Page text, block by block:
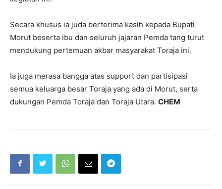
Secara khusus ia juda berterima kasih kepada Bupati
Morut beserta ibu dan seluruh jajaran Pemda tang turut
mendukung pertemuan akbar masyarakat Toraja ini.
Ia juga merasa bangga atas support dan partisipasi
semua keluarga besar Toraja yang ada di Morut, serta
dukungan Pemda Toraja dan Toraja Utara. CHEM